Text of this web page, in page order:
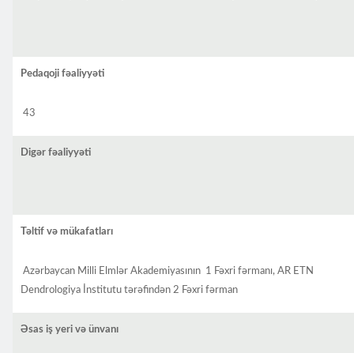
Pedaqoji fəaliyyəti
43
Digər fəaliyyəti
Təltif və mükafatları
Azərbaycan Milli Elmlər Akademiyasının 1 Fəxri fərmanı, AR ETN
Dendrologiya İnstitutu tərəfindən 2 Fəxri fərman
Əsas iş yeri və ünvanı